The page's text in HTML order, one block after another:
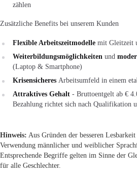
zählen
Zusätzliche Benefits bei unserem Kunden
Flexible Arbeitszeitmodellemit Gleitzeit
Weiterbildungsmöglichkeiten und
(Laptop & Smartphone)
Krisensicheres Arbeitsumfeld in einem
Attraktives Gehalt- Bruttoentgelt ab €
Bezahlung richtet sich nach Qualifikation
Hinweis: Aus Gründen der besseren
Verwendung männlicher und weiblicher
Entsprechende Begriffe gelten im Sinne der
für alle Geschlechter.